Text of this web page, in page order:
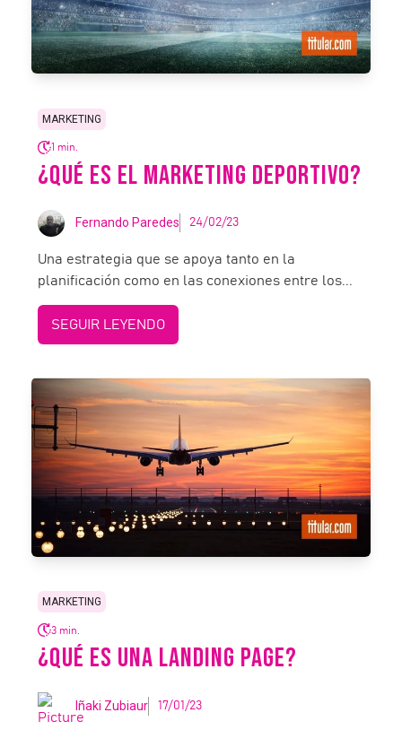
MARKETING
1 min.
¿QUÉ ES EL MARKETING DEPORTIVO?
Fernando Paredes 24/02/23
Una estrategia que se apoya tanto en la
planificación como en las conexiones entre los...
SEGUIR LEYENDO
MARKETING
3 min.
¿QUÉ ES UNA LANDING PAGE?
Iñaki Zubiaur 17/01/23